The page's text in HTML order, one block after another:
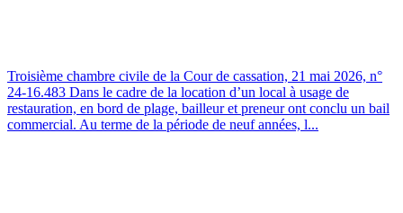
Troisième chambre civile de la Cour de cassation, 21 mai 2026, n°
24-16.483 Dans le cadre de la location d’un local à usage de
restauration, en bord de plage, bailleur et preneur ont conclu un bail
commercial. Au terme de la période de neuf années, l...